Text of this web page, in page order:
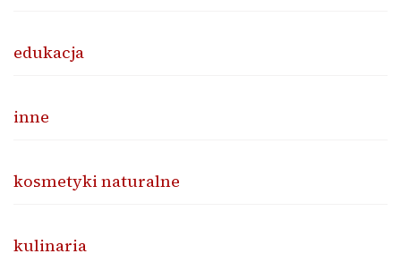
edukacja
inne
kosmetyki naturalne
kulinaria